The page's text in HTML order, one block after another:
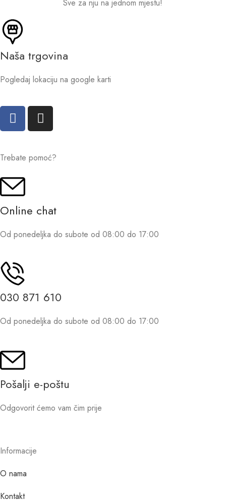
Sve za nju na jednom mjestu!
Naša trgovina
Pogledaj lokaciju na google karti
Trebate pomoć?
Online chat
Od ponedeljka do subote od 08:00 do 17:00
030 871 610
Od ponedeljka do subote od 08:00 do 17:00
Pošalji e-poštu
Odgovorit ćemo vam čim prije
Informacije
O nama
Kontakt